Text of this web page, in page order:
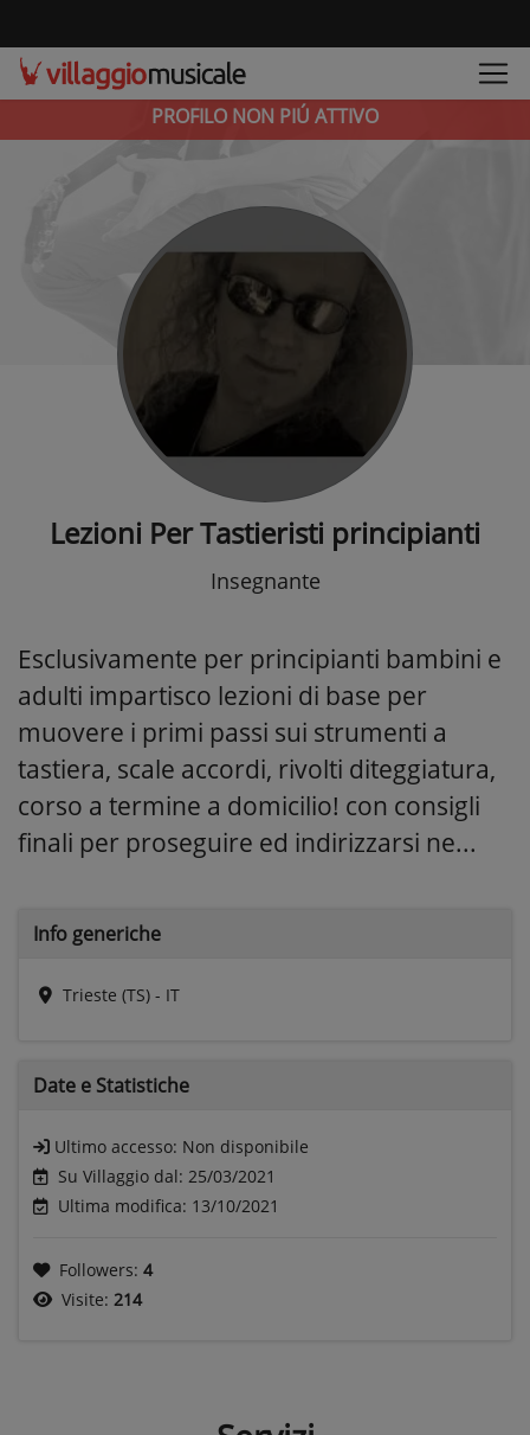
PROFILO NON PIÚ ATTIVO
Lezioni Per Tastieristi principianti
Insegnante
Esclusivamente per principianti bambini e
adulti impartisco lezioni di base per
muovere i primi passi sui strumenti a
tastiera, scale accordi, rivolti diteggiatura,
corso a termine a domicilio! con consigli
finali per proseguire ed indirizzarsi ne...
Info generiche
Trieste (TS) - IT
Date e Statistiche
Ultimo accesso: Non disponibile
Su Villaggio dal: 25/03/2021
Ultima modifica: 13/10/2021
Followers: 4
Visite: 214